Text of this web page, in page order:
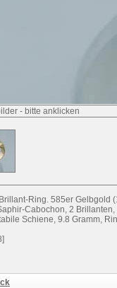
- bitte anklicken
Ring. 585er Gelbgold
Cabochon, 2 Brillanten,
Schiene, 9.8 Gramm,